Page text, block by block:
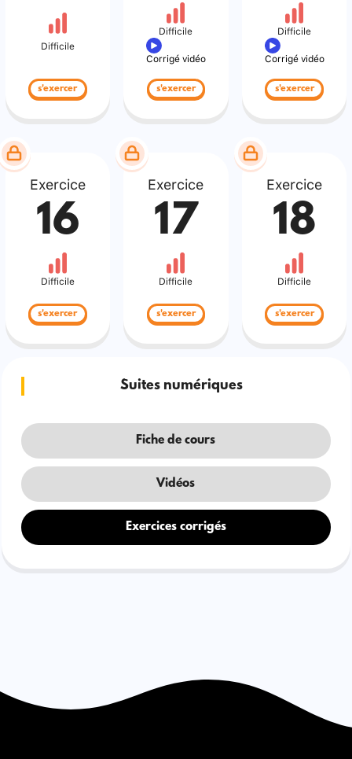
Difficile
s'exercer
Difficile
Corrigé vidéo
s'exercer
Difficile
Corrigé vidéo
s'exercer
Exercice
16
Difficile
s'exercer
Exercice
17
Difficile
s'exercer
Exercice
18
Difficile
s'exercer
Suites numériques
Fiche de cours
Vidéos
Exercices corrigés